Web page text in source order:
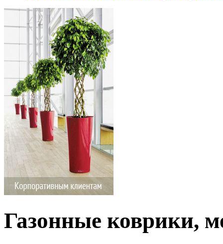
Газонные коврики,